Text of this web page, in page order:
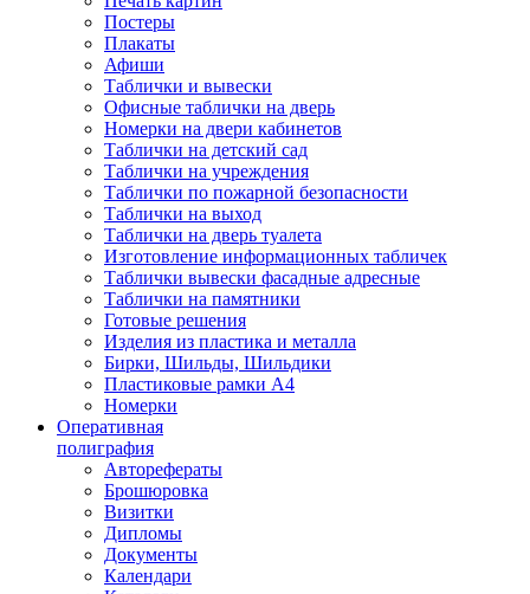
Постеры
Плакаты
Афиши
Таблички и вывески
Офисные таблички на дверь
Номерки на двери кабинетов
Таблички на детский сад
Таблички на учреждения
Таблички по пожарной безопасности
Таблички на выход
Таблички на дверь туалета
Изготовление информационных табличек
Таблички вывески фасадные адресные
Таблички на памятники
Готовые решения
Изделия из пластика и металла
Бирки, Шильды, Шильдики
Пластиковые рамки А4
Номерки
Оперативная
полиграфия
Авторефераты
Брошюровка
Визитки
Дипломы
Документы
Календари